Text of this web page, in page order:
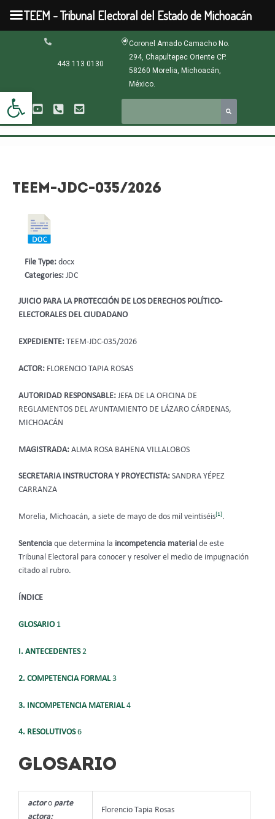
Abrir barra de herramientas
contenido
443 113 0130
Coronel Amado Camacho No.
294, Chapultepec Oriente CP.
58260 Morelia, Michoacán,
México.
TEEM-JDC-035/2026
JUICIO PARA LA PROTECCIÓN DE LOS DERECHOS POLÍTICO-
ELECTORALES DEL CIUDADANO
EXPEDIENTE: TEEM-JDC-035/2026
ACTOR: FLORENCIO TAPIA ROSAS
AUTORIDAD RESPONSABLE: JEFA DE LA OFICINA DE
REGLAMENTOS DEL AYUNTAMIENTO DE LÁZARO CÁRDENAS,
MICHOACÁN
MAGISTRADA: ALMA ROSA BAHENA VILLALOBOS
SECRETARIA INSTRUCTORA Y PROYECTISTA: SANDRA YÉPEZ
CARRANZA
Morelia, Michoacán, a siete de mayo de dos mil veintiséis[1].
Sentencia que determina la incompetencia material de este
Tribunal Electoral para conocer y resolver el medio de impugnación
citado al rubro.
ÍNDICE
GLOSARIO1
I. ANTECEDENTES2
2. COMPETENCIA FORMAL3
3. INCOMPETENCIA MATERIAL4
4. RESOLUTIVOS6
GLOSARIO
actoroparte
actora:
Florencio Tapia Rosas
File Type: docx
Categories: JDC
TEEM - Tribunal Electoral del Estado de Michoacán